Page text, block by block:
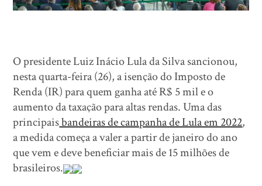
O presidente Luiz Inácio Lula da Silva sancionou,
nesta quarta-feira (26), a isenção do Imposto de
Renda (IR) para quem ganha até R$ 5 mil e o
aumento da taxação para altas rendas. Uma das
principaisbandeiras de campanha de Lula em 2022,
a medida começa a valer a partir de janeiro do ano
que vem e deve beneficiar mais de 15 milhões de
brasileiros.